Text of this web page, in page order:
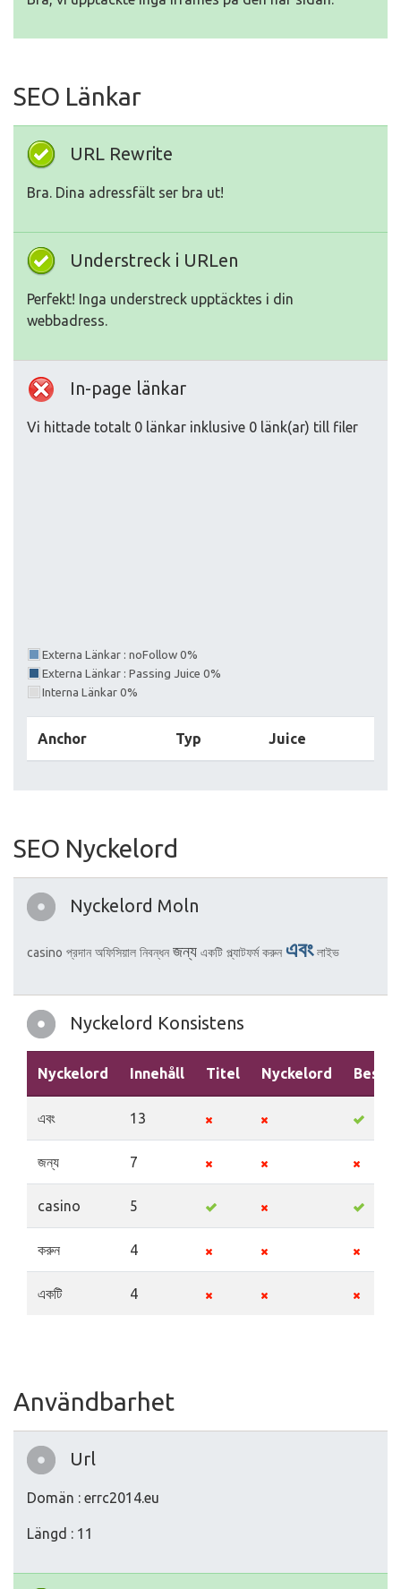
SEO Länkar
URL Rewrite
Bra. Dina adressfält ser bra ut!
Understreck i URLen
Perfekt! Inga understreck upptäcktes i din
webbadress.
In-page länkar
Vi hittade totalt 0 länkar inklusive 0 länk(ar) till filer
Externa Länkar : noFollow 0%
Externa Länkar : Passing Juice 0%
Interna Länkar 0%
Anchor Typ Juice
SEO Nyckelord
Nyckelord Moln
casino প্রদান অফিসিয়াল নিবন্ধন জন্য একটি প্ল্যাটফর্ম করুন এবং লাইভ
Nyckelord Konsistens
Nyckelord Innehåll Titel Nyckelord
এবং 13
জন্য 7
casino 5
করুন 4
একটি 4
Användbarhet
Url
Domän : errc2014.eu
Längd : 11